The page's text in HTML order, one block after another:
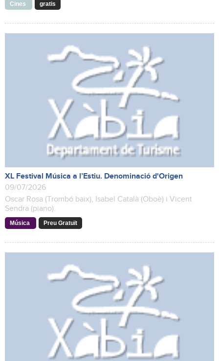
Cines gratis
XL Festival Música a l’Estiu. Denominació d'Origen
09/07/2026
Oscar Rosa (Trombó baix), Isabel Català (Oboè) i Vicent
Sendra (piano).
Música Preu Gratuït